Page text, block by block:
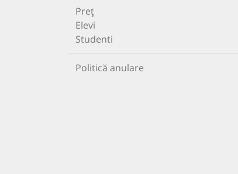
Preț
Elevi
Studenti
Politică anulare